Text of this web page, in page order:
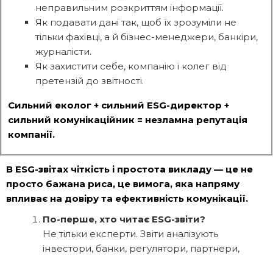
неправильним розкриттям інформації.
Як подавати дані так, щоб їх зрозуміли не
тільки фахівці, а й бізнес-менеджери, банкіри,
журналісти.
Як захистити себе, компанію і колег від
претензій до звітності.
Сильний еколог + сильний ESG-директор +
сильний комунікаційник = незламна репутація
компанії.
В ESG-звітах чіткість і простота викладу — це не
просто бажана риса, це вимога, яка напряму
впливає на довіру та ефективність комунікації.
По-перше, хто читає ESG-звіти?
Не тільки експерти. Звіти аналізують
інвестори, банки, регулятори, партнери,